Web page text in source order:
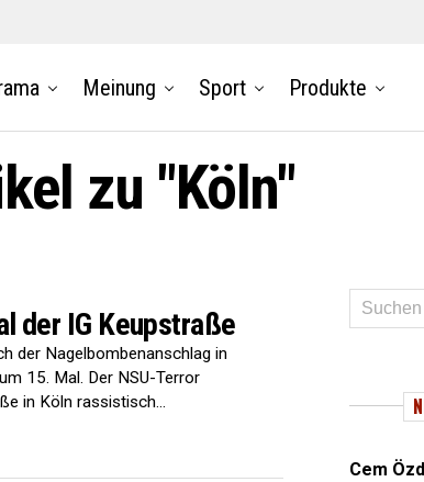
Meinung Sport Produkte
zu "Köln"
der IG Keupstraße
der Nagelbombenanschlag in
15. Mal. Der NSU-Terror
in Köln rassistisch...
Cem